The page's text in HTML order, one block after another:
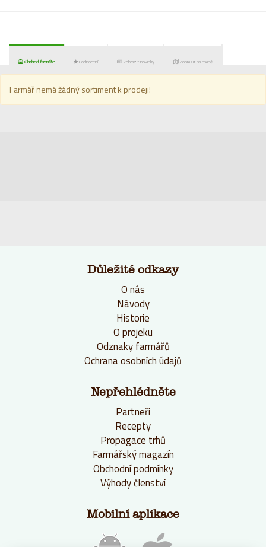
Obchod farmáře Hodnocení Zobrazit novinky Zobrazit na mapě
Farmář nemá žádný sortiment k prodeji!
Důležité odkazy
O nás
Návody
Historie
O projeku
Odznaky farmářů
Ochrana osobních údajů
Nepřehlédněte
Partneři
Recepty
Propagace trhů
Farmářský magazín
Obchodní podmínky
Výhody členství
Mobilní aplikace